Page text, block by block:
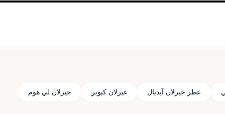
عطر جيرلان آيديال غيرلان كيوير جيرلان لي هوم